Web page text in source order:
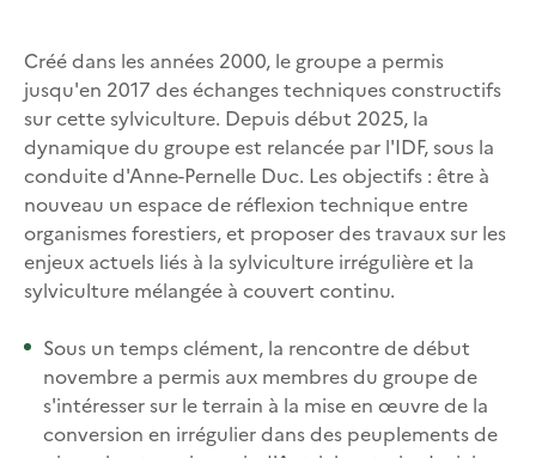
Créé dans les années 2000, le groupe a permis
jusqu'en 2017 des échanges techniques constructifs
sur cette sylviculture. Depuis début 2025, la
dynamique du groupe est relancée par l'IDF, sous la
conduite d'Anne-Pernelle Duc. Les objectifs : être à
nouveau un espace de réflexion technique entre
organismes forestiers, et proposer des travaux sur les
enjeux actuels liés à la sylviculture irrégulière et la
sylviculture mélangée à couvert continu.
Sous un temps clément, la rencontre de début
novembre a permis aux membres du groupe de
s'intéresser sur le terrain à la mise en œuvre de la
conversion en irrégulier dans des peuplements de